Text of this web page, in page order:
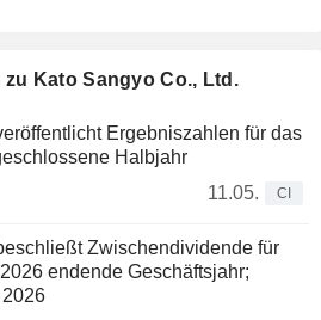
Kato Sangyo Co., Ltd.
Ergebniszahlen für das
Halbjahr
11.05.
CI
Zwischendividende für
endende Geschäftsjahr;